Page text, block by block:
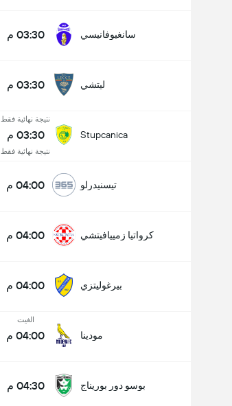
سانغيوفانيسي 03:30 م
ليتشي 03:30 م
Stupcanica
نتيجة نهائية فقط
03:30 م
نتيجة نهائية فقط
تيسنيدرلو 04:00 م
كرواتيا زمييافيتشي 04:00 م
بيرغوليتزي 04:00 م
مودينا
الغيت
04:00 م
بوسو دور بوريناج 04:30 م